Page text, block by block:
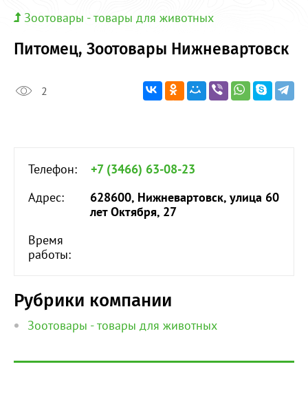
Зоотовары - товары для животных
Питомец, Зоотовары Нижневартовск
2
Телефон:
+7 (3466) 63-08-23
Адрес:
628600, Нижневартовск, улица 60
лет Октября, 27
Время
работы:
Рубрики компании
Зоотовары - товары для животных